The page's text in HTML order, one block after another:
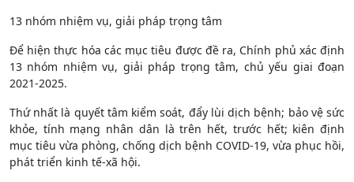
13 nhóm nhiệm vụ, giải pháp trọng tâm
Để hiện thực hóa các mục tiêu được đề ra, Chính phủ xác định
13 nhóm nhiệm vụ, giải pháp trọng tâm, chủ yếu giai đoạn
2021-2025.
Thứ nhất là quyết tâm kiểm soát, đẩy lùi dịch bệnh; bảo vệ sức
khỏe, tính mạng nhân dân là trên hết, trước hết; kiên định
mục tiêu vừa phòng, chống dịch bệnh COVID-19, vừa phục hồi,
phát triển kinh tế-xã hội.